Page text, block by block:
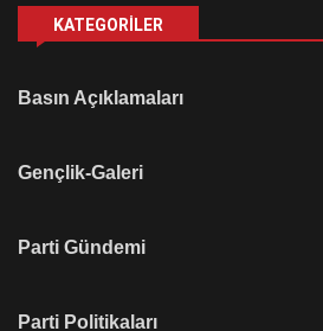
KATEGORILER
Basın Açıklamaları
Gençlik-Galeri
Parti Gündemi
Parti Politikaları